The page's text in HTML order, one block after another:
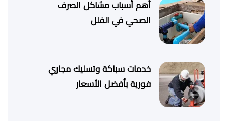
أهم أسباب مشاكل الصرف
الصحي في الفلل
خدمات سباكة وتسليك مجاري
فورية بأفضل الأسعار